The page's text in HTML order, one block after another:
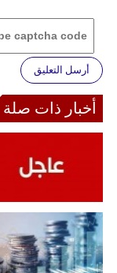
أرسل التعليق
أخبار ذات صلة